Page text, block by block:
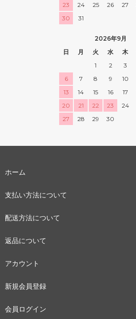
23
24 25 26 27
30
31
2026年9月
日
月 火 水 木
1
2 3
6
7 8 9 10
13
14 15 16 17
20
21 22 23 24
27
28 29 30
ホーム
支払い方法について
配送方法について
返品について
アカウント
新規会員登録
会員ログイン